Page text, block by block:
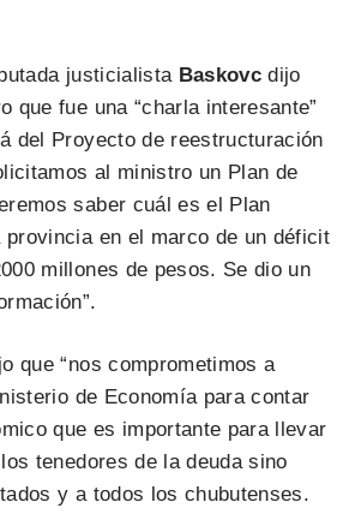
justicialista Baskovc dijo
que fue una “charla interesante”
del Proyecto de reestructuración
al ministro un Plan de
saber cuál es el Plan
provincia en el marco de un déficit
millones de pesos. Se dio un
que “nos comprometimos a
de Economía para contar
que es importante para llevar
tenedores de la deuda sino
y a todos los chubutenses.